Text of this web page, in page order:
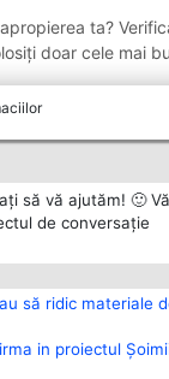
să vă ajutăm! 🙂
de conversație
să ridic materiale
in proiectul
ta?
doar cele mai
Plebiscyt
Lista Tuturor
Laureaților